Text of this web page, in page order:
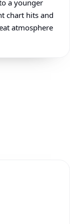
a younger
chart hits and
atmosphere